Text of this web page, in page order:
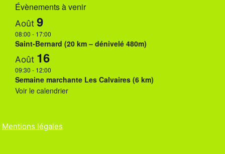
a
o
n
É
è
Évènements à venir
Août 9
08:00 - 17:00
Saint-Bernard (20 km – dénivelé 480m)
Août 16
09:30 - 12:00
Semaine marchante Les Calvaires (6 km)
Voir le calendrier
Mentions légales